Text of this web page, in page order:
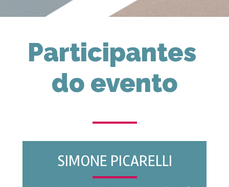
Participantes
do evento
SIMONE PICARELLI